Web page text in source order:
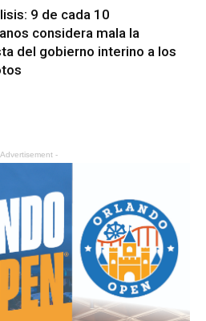
9 de cada 10
considera mala la
del gobierno interino a los
-